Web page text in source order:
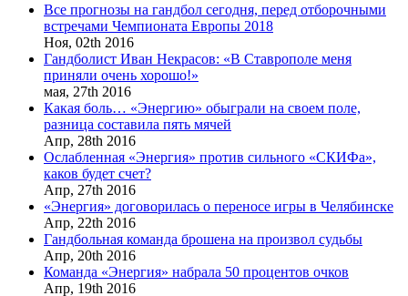
Все прогнозы на гандбол сегодня, перед отборочными
встречами Чемпионата Европы 2018
Ноя, 02th 2016
Гандболист Иван Некрасов: «В Ставрополе меня
приняли очень хорошо!»
мая, 27th 2016
Какая боль… «Энергию» обыграли на своем поле,
разница составила пять мячей
Апр, 28th 2016
Ослабленная «Энергия» против сильного «СКИФа»,
каков будет счет?
Апр, 27th 2016
«Энергия» договорилась о переносе игры в Челябинске
Апр, 22th 2016
Гандбольная команда брошена на произвол судьбы
Апр, 20th 2016
Команда «Энергия» набрала 50 процентов очков
Апр, 19th 2016